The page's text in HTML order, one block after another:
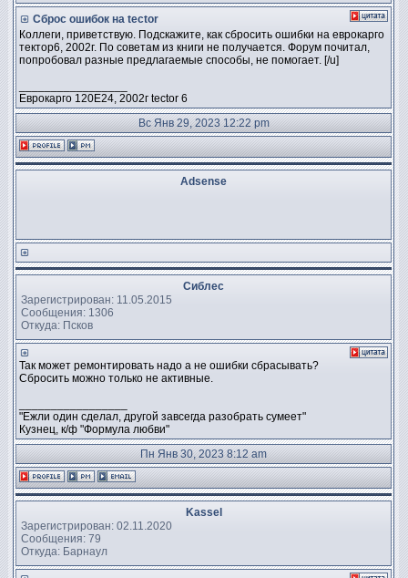
Сброс ошибок на tector
Коллеги, приветствую. Подскажите, как сбросить ошибки на еврокарго
тектор6, 2002г. По советам из книги не получается. Форум почитал,
попробовал разные предлагаемые способы, не помогает. [/u]
Еврокарго 120Е24, 2002г tector 6
Вс Янв 29, 2023 12:22 pm
Adsense
Сиблес
Зарегистрирован: 11.05.2015
Сообщения: 1306
Откуда: Псков
Так может ремонтировать надо а не ошибки сбрасывать?
Сбросить можно только не активные.
"Ежли один сделал, другой завсегда разобрать сумеет"
Кузнец, к/ф "Формула любви"
Пн Янв 30, 2023 8:12 am
Kassel
Зарегистрирован: 02.11.2020
Сообщения: 79
Откуда: Барнаул